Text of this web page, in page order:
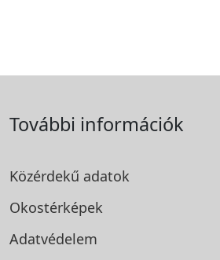
További információk
Közérdekű adatok
Okostérképek
Adatvédelem